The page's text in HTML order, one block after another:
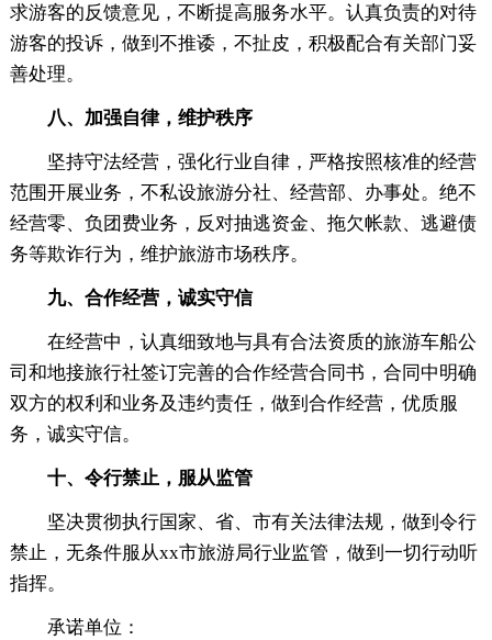
求游客的反馈意见，不断提高服务水平。认真负责的对待
游客的投诉，做到不推诿，不扯皮，积极配合有关部门妥
善处理。
八、加强自律，维护秩序
坚持守法经营，强化行业自律，严格按照核准的经营
范围开展业务，不私设旅游分社、经营部、办事处。绝不
经营零、负团费业务，反对抽逃资金、拖欠帐款、逃避债
务等欺诈行为，维护旅游市场秩序。
九、合作经营，诚实守信
在经营中，认真细致地与具有合法资质的旅游车船公
司和地接旅行社签订完善的合作经营合同书，合同中明确
双方的权利和业务及违约责任，做到合作经营，优质服
务，诚实守信。
十、令行禁止，服从监管
坚决贯彻执行国家、省、市有关法律法规，做到令行
禁止，无条件服从xx市旅游局行业监管，做到一切行动听
指挥。
承诺单位：